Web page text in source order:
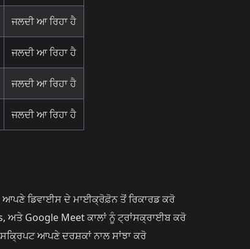
ਜਲਦੀ ਆ ਰਿਹਾ ਹੈ
ਜਲਦੀ ਆ ਰਿਹਾ ਹੈ
ਜਲਦੀ ਆ ਰਿਹਾ ਹੈ
ਜਲਦੀ ਆ ਰਿਹਾ ਹੈ
ਡਿਵਾਈਸ ਦੇ ਮਾਈਕ੍ਰੋਫ਼ੋਨ ਤੋਂ ਰਿਕਾਰਡ ਕਰੋ
ਅਤੇ Google Meet ਕਾਲਾਂ ਨੂੰ ਟ੍ਰਾਂਸਕ੍ਰਾਈਬ ਕਰੋ
ਆਪਣੇ ਦਰਸ਼ਕਾਂ ਨਾਲ ਸਾਂਝਾ ਕਰੋ